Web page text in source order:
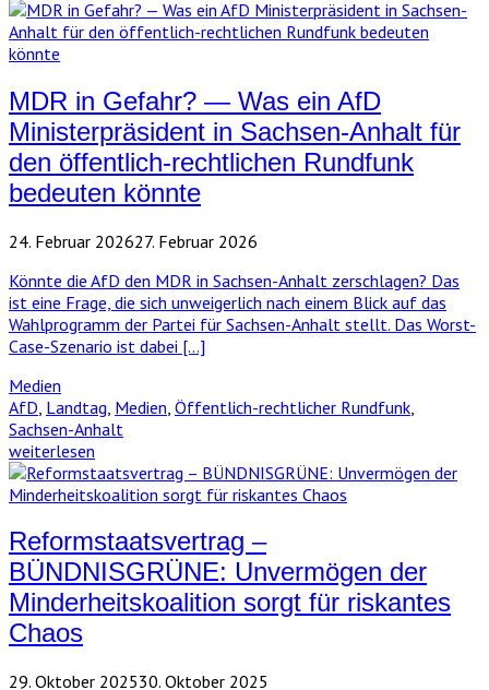
MDR in Gefahr? — Was ein AfD
Ministerpräsident in Sachsen-Anhalt für
den öffentlich-rechtlichen Rundfunk
bedeuten könnte
24. Februar 202627. Februar 2026
Könnte die AfD den MDR in Sachsen-Anhalt zerschlagen? Das
ist eine Frage, die sich unweigerlich nach einem Blick auf das
Wahlprogramm der Partei für Sachsen-Anhalt stellt. Das Worst-
Case-Szenario ist dabei […]
Medien
AfD Landtag Medien Öffentlich-rechtlicher Rundfunk
Sachsen-Anhalt
weiterlesen
Reformstaatsvertrag –
BÜNDNISGRÜNE: Unvermögen der
Minderheitskoalition sorgt für riskantes
Chaos
29. Oktober 202530. Oktober 2025